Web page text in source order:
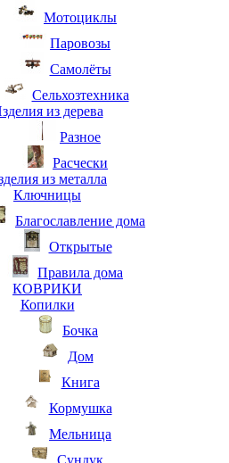
Мотоциклы
Паровозы
Самолёты
Сельхозтехника
из дерева
Разное
Расчески
из металла
Ключницы
Благославление дома
Открытые
Правила дома
КОВРИКИ
Копилки
Бочка
Дом
Книга
Кормушка
Мельница
Сундук